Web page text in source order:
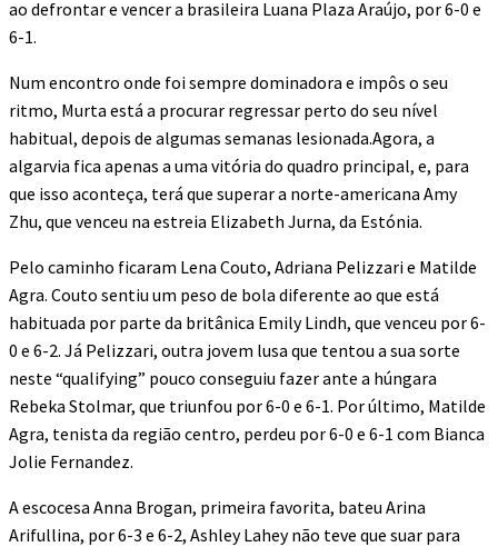
ao defrontar e vencer a brasileira Luana Plaza Araújo, por 6-0 e
6-1.
Num encontro onde foi sempre dominadora e impôs o seu
ritmo, Murta está a procurar regressar perto do seu nível
habitual, depois de algumas semanas lesionada.Agora, a
algarvia fica apenas a uma vitória do quadro principal, e, para
que isso aconteça, terá que superar a norte-americana Amy
Zhu, que venceu na estreia Elizabeth Jurna, da Estónia.
Pelo caminho ficaram Lena Couto, Adriana Pelizzari e Matilde
Agra. Couto sentiu um peso de bola diferente ao que está
habituada por parte da britânica Emily Lindh, que venceu por 6-
0 e 6-2. Já Pelizzari, outra jovem lusa que tentou a sua sorte
neste “qualifying” pouco conseguiu fazer ante a húngara
Rebeka Stolmar, que triunfou por 6-0 e 6-1. Por último, Matilde
Agra, tenista da região centro, perdeu por 6-0 e 6-1 com Bianca
Jolie Fernandez.
A escocesa Anna Brogan, primeira favorita, bateu Arina
Arifullina, por 6-3 e 6-2, Ashley Lahey não teve que suar para